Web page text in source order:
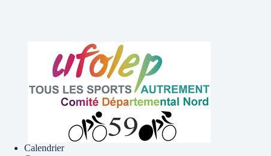
Calendrier